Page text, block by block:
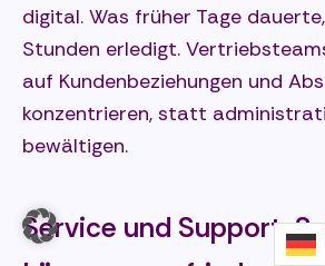
digital. Was früher Tage
Stunden erledigt.
auf Kundenbeziehungen und
konzentrieren, statt
bewältigen.
Service und Support: